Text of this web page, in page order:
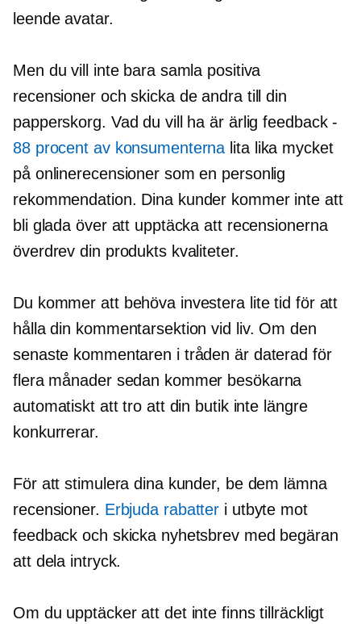
leende avatar.
Men du vill inte bara samla positiva
recensioner och skicka de andra till din
papperskorg. Vad du vill ha är ärlig feedback -
88 procent av konsumenterna lita lika mycket
på onlinerecensioner som en personlig
rekommendation. Dina kunder kommer inte att
bli glada över att upptäcka att recensionerna
överdrev din produkts kvaliteter.
Du kommer att behöva investera lite tid för att
hålla din kommentarsektion vid liv. Om den
senaste kommentaren i tråden är daterad för
flera månader sedan kommer besökarna
automatiskt att tro att din butik inte längre
konkurrerar.
För att stimulera dina kunder, be dem lämna
recensioner. Erbjuda rabatter i utbyte mot
feedback och skicka nyhetsbrev med begäran
att dela intryck.
Om du upptäcker att det inte finns tillräckligt